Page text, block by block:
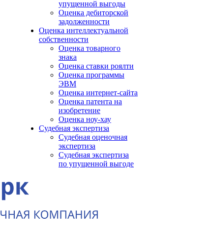
упущенной выгоды
Оценка дебиторской
задолженности
Оценка интеллектуальной
собственности
Оценка товарного
знака
Оценка ставки роялти
Оценка программы
ЭВМ
Оценка интернет-сайта
Оценка патента на
изобретение
Оценка ноу-хау
Судебная экспертиза
Судебная оценочная
экспертиза
Судебная экспертиза
по упущенной выгоде